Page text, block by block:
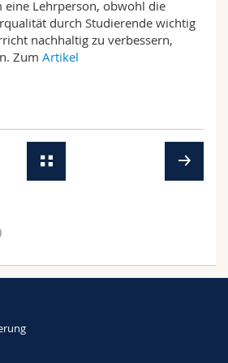
Fak.
eine Lehrperson, obwohl die
durch Studierende wichtig
nachhaltig zu verbessern,
Zum Artikel